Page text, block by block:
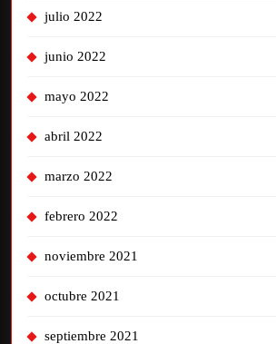
julio 2022
junio 2022
mayo 2022
abril 2022
marzo 2022
febrero 2022
noviembre 2021
octubre 2021
septiembre 2021